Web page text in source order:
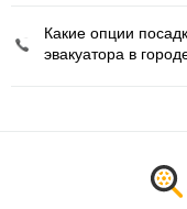
Какие опции
эвакуатора в